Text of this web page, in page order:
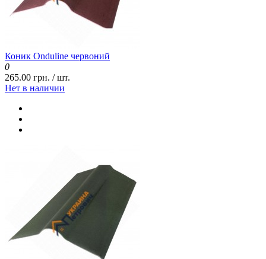
Коник Onduline червоний
0
265.00 грн. / шт.
Нет в наличии